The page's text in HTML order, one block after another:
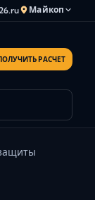
Майкоп
Анапа
Владикавказ
РАСЧЕТ